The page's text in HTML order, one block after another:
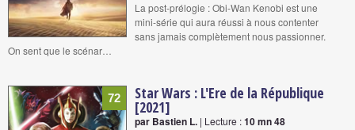
La post-prélogie : Obi-Wan Kenobi est une
mini-série qui aura réussi à nous contenter
sans jamais complètement nous passionner.
On sent que le scénar…
72 Star Wars : L'Ere de la République
[2021]
par Bastien L. | Lecture :10 mn 48